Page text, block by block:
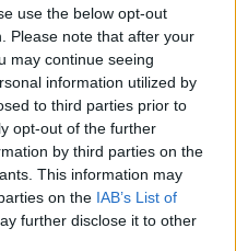
use the below opt-out
Please note that after your
may continue seeing
information utilized by
to third parties prior to
opt-out of the further
by third parties on the
This information may
on the IAB’s List of
further disclose it to other
Následující článek
Na dálnici D4 byly instalovány
vysokorychlostní váhy